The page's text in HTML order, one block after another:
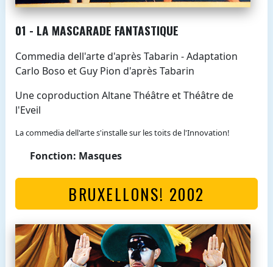
01 - LA MASCARADE FANTASTIQUE
Commedia dell'arte d'après Tabarin - Adaptation
Carlo Boso et Guy Pion d'après Tabarin
Une coproduction Altane Théâtre et Théâtre de
l'Eveil
La commedia dell'arte s'installe sur les toits de l'Innovation!
Fonction: Masques
BRUXELLONS! 2002